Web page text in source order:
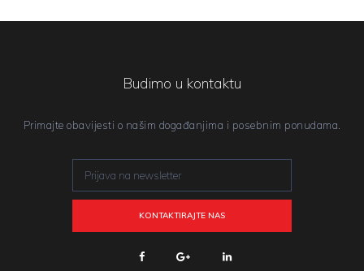
Budimo u kontaktu
Primajte obavijesti o našim događanjima i posebnim ponudama.